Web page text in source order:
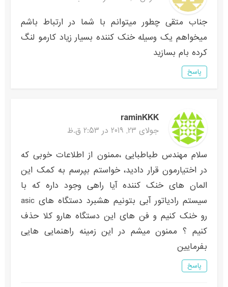
جناب متقی چطور میتوانم با شما در ارتباط باشم
میخواهم یک وسیله خنک کننده بسیار زیاد کارمو لنگ
کرده بام بسازید
پاسخ
raminKKK
جولای 23, 2019 در 2:53 ق.ظ
سلام مهندس طباطبایی ،ممنون از اطلاعات خوبی که
در اختیارمون قرار دادید، خواستم بپرسم به کمک این
المان های خنک کننده آیا راهی وجود داره که با
سیستم رادیاتور آبی بتونیم هشبرد دستگاه های asic
رو خنک کنیم و فن های این دستگاه هارو کلا حذف
کنیم ؟ ممنون میشم در این زمینه راهنمایی هایی
بفرمایین
پاسخ